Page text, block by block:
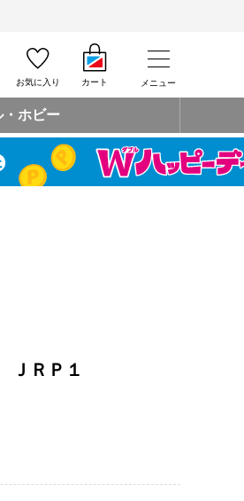
お気に入り カート メニュー
・ホビー
ＪＲＰ１